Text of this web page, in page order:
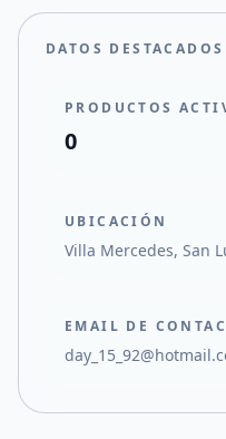
DATOS DESTACADOS
PRODUCTOS
0
UBICACIÓN
Villa Mercedes, San
EMAIL DE